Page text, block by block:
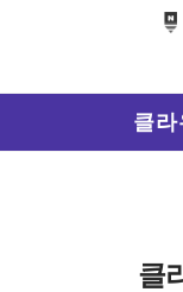
클
클